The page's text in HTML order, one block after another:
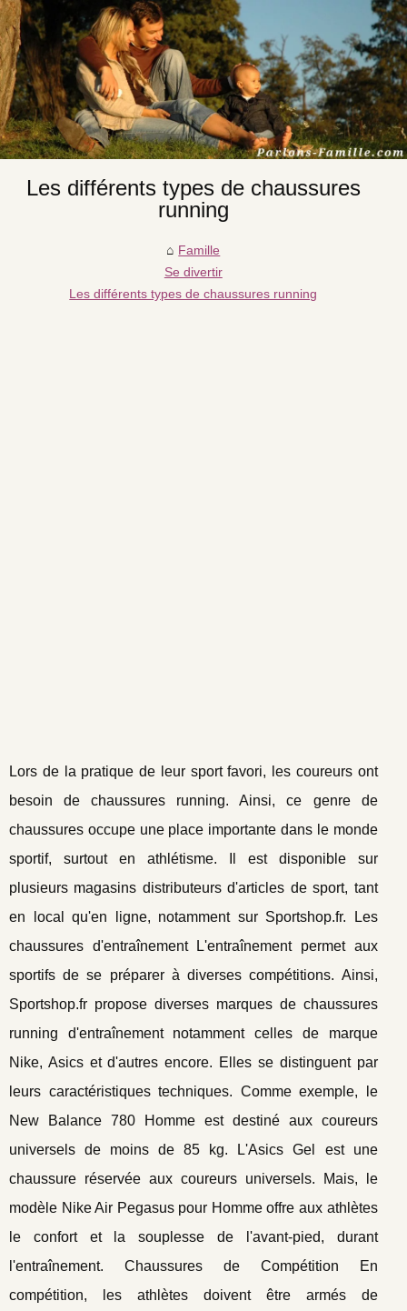
Les différents types de chaussures
running
Famille
Se divertir
Les différents types de chaussures running
Lors de la pratique de leur sport favori, les coureurs ont
besoin de chaussures running. Ainsi, ce genre de
chaussures occupe une place importante dans le monde
sportif, surtout en athlétisme. Il est disponible sur
plusieurs magasins distributeurs d'articles de sport, tant
en local qu'en ligne, notamment sur Sportshop.fr. Les
chaussures d'entraînement L'entraînement permet aux
sportifs de se préparer à diverses compétitions. Ainsi,
Sportshop.fr propose diverses marques de chaussures
running d'entraînement notamment celles de marque
Nike, Asics et d'autres encore. Elles se distinguent par
leurs caractéristiques techniques. Comme exemple, le
New Balance 780 Homme est destiné aux coureurs
universels de moins de 85 kg. L'Asics Gel est une
chaussure réservée aux coureurs universels. Mais, le
modèle Nike Air Pegasus pour Homme offre aux athlètes
le confort et la souplesse de l'avant-pied, durant
l'entraînement. Chaussures de Compétition En
compétition, les athlètes doivent être armés de